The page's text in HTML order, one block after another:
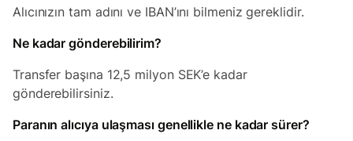
Alıcınızın tam adını ve IBAN’ını bilmeniz gereklidir.
Ne kadar gönderebilirim?
Transfer başına 12,5 milyon SEK’e kadar
gönderebilirsiniz.
Paranın alıcıya ulaşması genellikle ne kadar sürer?